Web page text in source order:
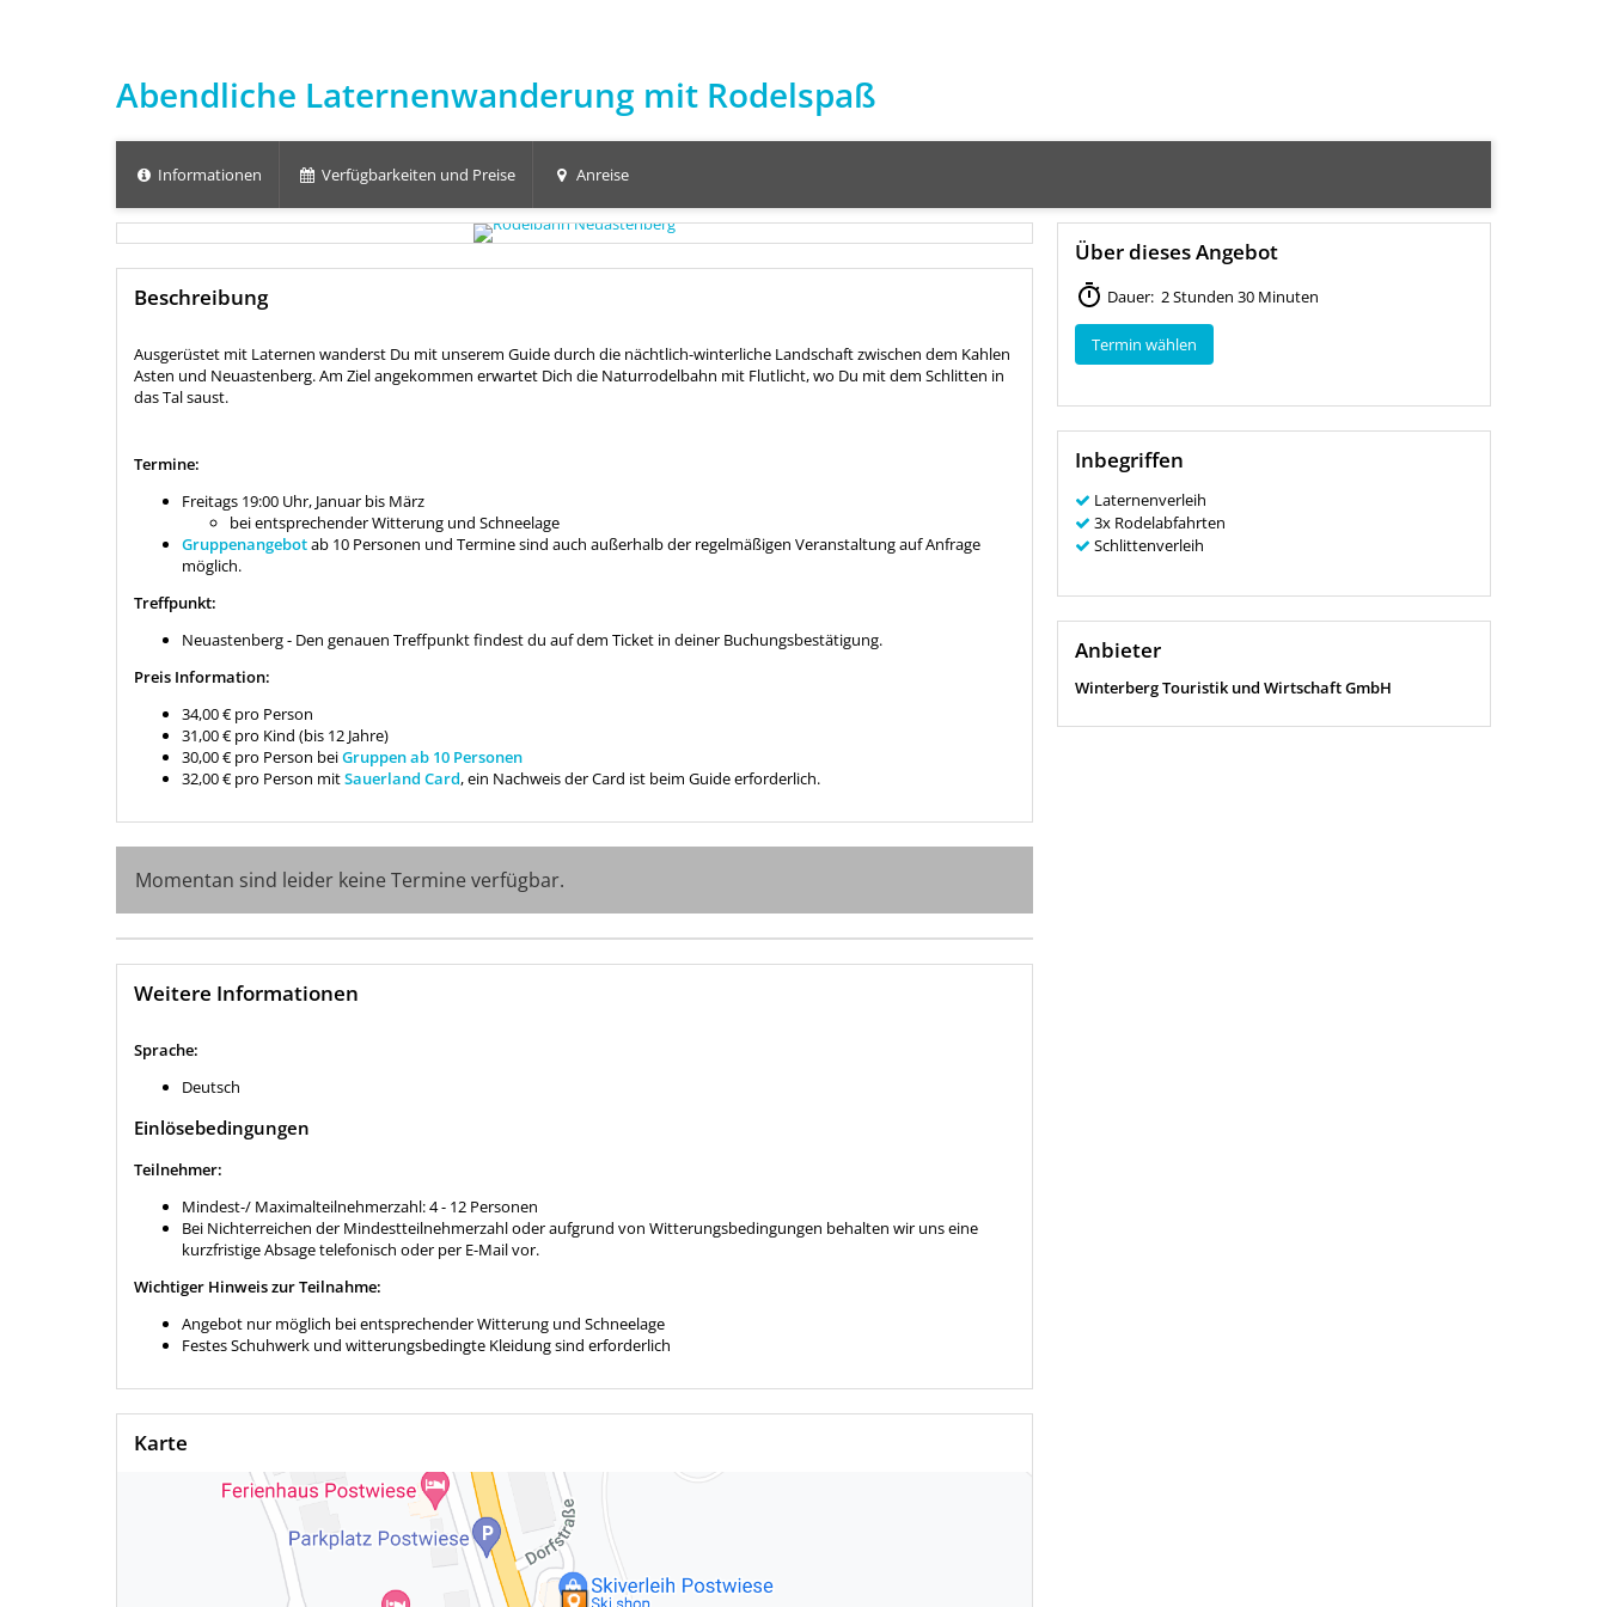
Abendliche Laternenwanderung mit Rodelspaß
Informationen Verfügbarkeiten und Preise Anreise
Beschreibung
Ausgerüstet mit Laternen wanderst Du mit unserem Guide durch die nächtlich-winterliche Landschaft zwischen dem Kahlen
Asten und Neuastenberg. Am Ziel angekommen erwartet Dich die Naturrodelbahn mit Flutlicht, wo Du mit dem Schlitten in
das Tal saust.
Termine:
Freitags 19:00 Uhr, Januar bis März
bei entsprechender Witterung und Schneelage
Gruppenangebotab 10 Personen und Termine sind auch außerhalb der regelmäßigen Veranstaltung auf Anfrage
möglich.
Treffpunkt:
Neuastenberg - Den genauen Treffpunkt findest du auf dem Ticket in deiner Buchungsbestätigung.
Preis Information:
34,00 € pro Person
31,00 € pro Kind (bis 12 Jahre)
30,00 € pro Person beiGruppen ab 10 Personen
32,00 € pro Person mitSauerland Card, ein Nachweis der Card ist beim Guide erforderlich.
Momentan sind leider keine Termine verfügbar.
Weitere Informationen
Sprache:
Deutsch
Einlösebedingungen
Teilnehmer:
Mindest-/ Maximalteilnehmerzahl: 4 - 12 Personen
Bei Nichterreichen der Mindestteilnehmerzahl oder aufgrund von Witterungsbedingungen behalten wir uns eine
kurzfristige Absage telefonisch oder per E-Mail vor.
Wichtiger Hinweis zur Teilnahme:
Angebot nur möglich bei entsprechender Witterung und Schneelage
Festes Schuhwerk und witterungsbedingte Kleidung sind erforderlich
Karte
Über dieses Angebot
Dauer: 2 Stunden 30 Minuten
Termin wählen
Inbegriffen
Laternenverleih
3x Rodelabfahrten
Schlittenverleih
Anbieter
Winterberg Touristik und Wirtschaft GmbH